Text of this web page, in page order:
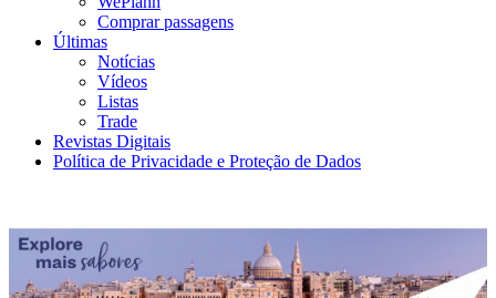
Comprar passagens
Últimas
Notícias
Vídeos
Listas
Trade
Revistas Digitais
Política de Privacidade e Proteção de Dados